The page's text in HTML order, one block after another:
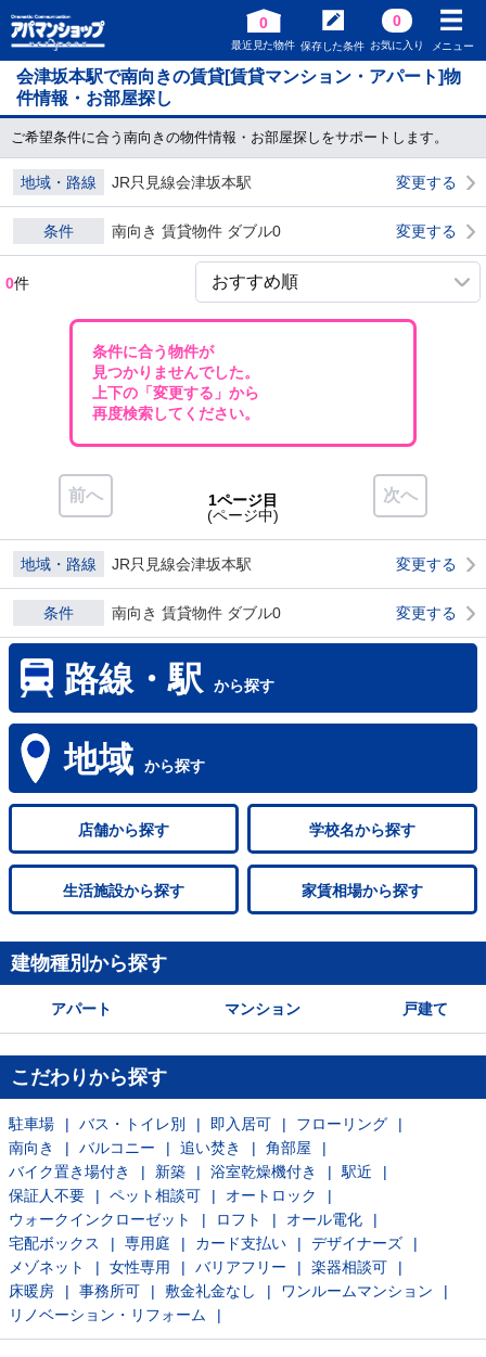
0
最近見た物件 保存した条件
0
お気に入り メニュー
会津坂本駅で南向きの賃貸[賃貸マンション・アパート]物
件情報・お部屋探し
ご希望条件に合う南向きの物件情報・お部屋探しをサポートします。
地域・路線 JR只見線会津坂本駅 変更する
条件 南向き 賃貸物件 ダブル0 変更する
0件
条件に合う物件が
見つかりませんでした。
上下の「変更する」から
再度検索してください。
前へ 次へ
1ページ目
(ページ中)
地域・路線 JR只見線会津坂本駅 変更する
条件 南向き 賃貸物件 ダブル0 変更する
路線・駅 から探す
地域 から探す
店舗から探す 学校名から探す
生活施設から探す 家賃相場から探す
建物種別から探す
アパート マンション 戸建て
こだわりから探す
駐車場 バス・トイレ別 即入居可
フローリング
南向き
バルコニー 追い焚き
角部屋
バイク置き場付き
新築 浴室乾燥機付き
駅近
保証人不要
ペット相談可
オートロック
ウォークインクローゼット
ロフト
オール電化
宅配ボックス
専用庭 カード支払い
デザイナーズ
メゾネット
女性専用 バリアフリー
楽器相談可
床暖房
事務所可 敷金礼金なし
ワンルームマンション
リノベーション・リフォーム